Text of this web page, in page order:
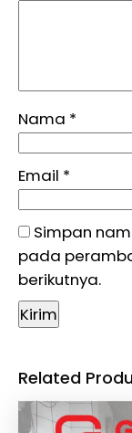
Nama *
Email *
Simpan
pada
berikutnya.
Related